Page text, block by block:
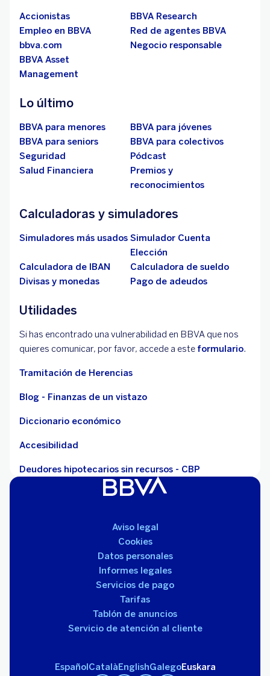
Accionistas
BBVA Research
Empleo en BBVA
Red de agentes BBVA
bbva.com
Negocio responsable
BBVA Asset
Management
Lo último
BBVA para menores
BBVA para jóvenes
BBVA para seniors
BBVA para colectivos
Seguridad
Pódcast
Salud Financiera
Premios y
reconocimientos
Calculadoras y simuladores
Simuladores más usados Simulador Cuenta
Elección
Calculadora de IBAN
Calculadora de sueldo
Divisas y monedas
Pago de adeudos
Utilidades
Si has encontrado una vulnerabilidad en BBVA que nos
quieres comunicar, por favor, accede a este formulario.
Tramitación de Herencias
Blog - Finanzas de un vistazo
Diccionario económico
Accesibilidad
Deudores hipotecarios sin recursos - CBP
Aviso legal
Cookies
Datos personales
Informes legales
Servicios de pago
Tarifas
Tablón de anuncios
Servicio de atención al cliente
EspañolCatalàEnglishGalegoEuskara